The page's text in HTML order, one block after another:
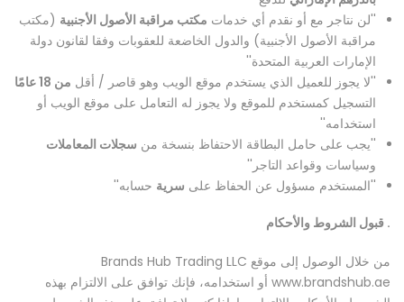
''لن نتاجر مع أو نقدم أي خدمات مكتب مراقبة الأصول الأجنبية (مكتب
مراقبة الأصول الأجنبية) والدول الخاضعة للعقوبات وفقا لقانون دولة
الإمارات العربية المتحدة''
''لا يجوز للعميل الذي يستخدم موقع الويب وهو قاصر / أقل من 18 عامًا
التسجيل كمستخدم للموقع ولا يجوز له التعامل على موقع الويب أو
استخدامه''
''يجب على حامل البطاقة الاحتفاظ بنسخة من سجلات المعاملات
وسياسات وقواعد التاجر''
''المستخدم مسؤول عن الحفاظ على سرية حسابه''
. قبول الشروط والأحكام
من خلال الوصول إلى موقع Brands Hub Trading LLC
www.brandshub.ae أو استخدامه، فإنك توافق على الالتزام بهذه